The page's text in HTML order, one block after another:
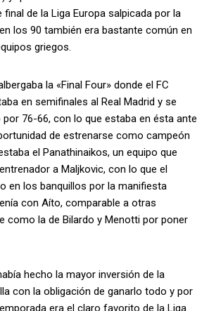
de la Liga Europa salpicada por la
los 90 también era bastante común en
griegos.
la «Final Four» donde el FC
en semifinales al Real Madrid y se
76-66, con lo que estaba en ésta ante
de estrenarse como campeón
el Panathinaikos, un equipo que
a Maljkovic, con lo que el
en los banquillos por la manifiesta
con Aíto, comparable a otras
como la de Bilardo y Menotti por poner
hecho la mayor inversión de la
con la obligación de ganarlo todo y por
era el claro favorito de la Liga